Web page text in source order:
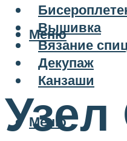
Вышивка
Вязание
Декупаж
Канзаши
Меню
Меню
Узел